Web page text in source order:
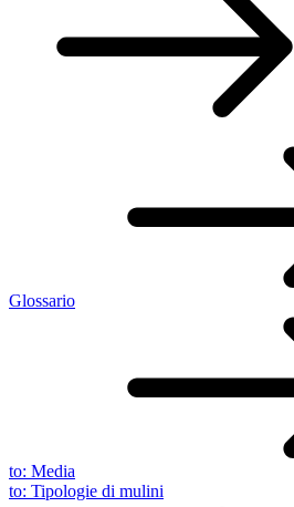
Glossario
to: Media
to: Tipologie di mulini